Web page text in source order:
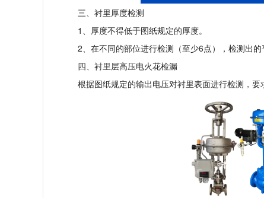
三、衬里厚度检测
1、厚度不得低于图纸规定的厚度。
2、在不同的部位进行检测（至少6点），检测出的
四、衬里层高压电火花检漏
根据图纸规定的输出电压对衬里表面进行检测，要